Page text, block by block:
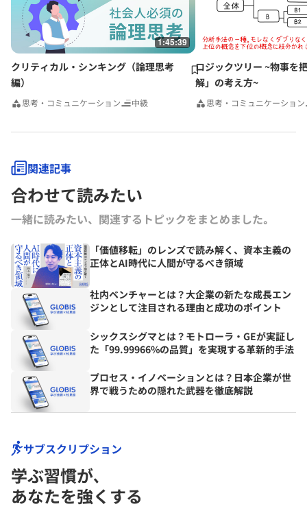
1:45:39
クリティカル・シンキング（論理思考
編）
思考・コミュニケーション 中級
ロジックツリー ~物事を
解」の考え方~
思考・コミュニケーション
関連記事
合わせて読みたい
一緒に読みたい、関連するトピックをまとめました｡
「価値移転」のレンズで読み解く、資本主義の
正体とAI時代に人間が守るべき領域
社内ベンチャーとは？大企業の新たな成長エン
ジンとして注目される理由と成功のポイント
シックスシグマとは？モトローラ・GEが実証し
た「99.99966%の品質」を実現する革新的手法
プロセス・イノベーションとは？日本企業が世
界で戦うための隠れた武器を徹底解説
サブスクリプション
学ぶ習慣が､
あなたを強くする